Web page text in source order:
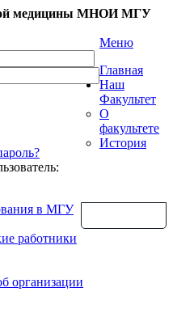
медицины МНОИ МГУ
Меню
Главная
Наш
Факультет
О
факультете
История
в МГУ
работники
организации